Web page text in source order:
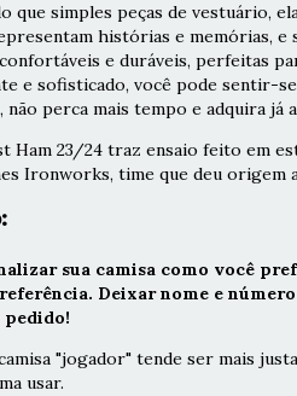
que simples peças de vestuário,
histórias e memórias, e
e duráveis, perfeitas
e sofisticado, você pode sentir-
não perca mais tempo e adquira já
Ham 23/24 traz ensaio feito em
Ironworks, time que deu origem
sua camisa como você
Deixar nome e
pedido!
"jogador" tende ser mais
usar.